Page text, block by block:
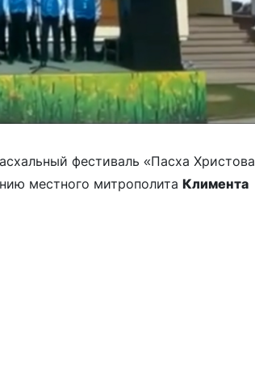
фестиваль «Пасха Христова
местного митрополита Климента